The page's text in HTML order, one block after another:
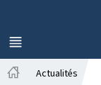
MENU
PRINCIPAL
Actualités